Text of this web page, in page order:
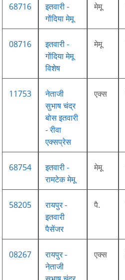
68716
इतवारी -
गोंदिया मेमू
मेमू
08716
इतवारी -
गोंदिया मेमू
विशेष
मेमू
11753
नेताजी
सुभाष चंद्र
बोस इतवारी
- रीवा
एक्सप्रेस
एक्स
68754
इतवारी -
रामटेक मेमू
मेमू
58205
रायपुर -
इतवारी
पैसेंजर
पै.
08267
रायपुर -
नेताजी
एक्स